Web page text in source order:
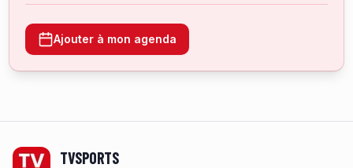
Ajouter à mon agenda
TVSPORTS